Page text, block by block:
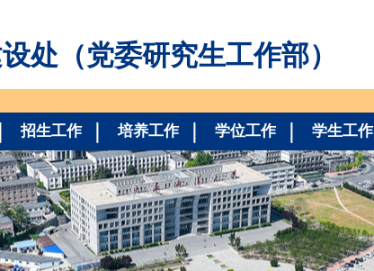
处（党委研究生工作部）
招生工作 培养工作 学位工作 学生工作